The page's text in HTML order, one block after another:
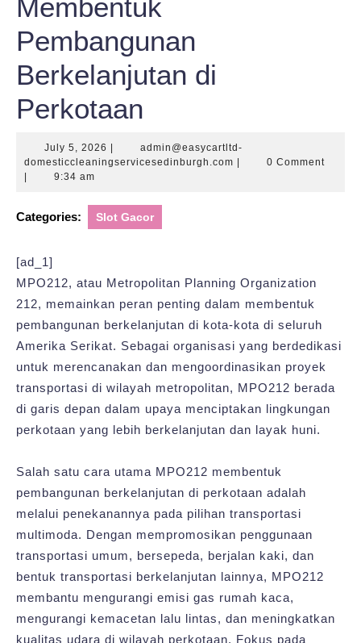
Membentuk
Pembangunan
Berkelanjutan di
Perkotaan
July 5, 2026 July
5,
admin@easycartltd-
domesticcleaningservicesedinburgh.com admin@easycartltd-
0 Comment
9:34 am
Categories: Slot Gacor
[ad_1]
MPO212, atau Metropolitan Planning Organization
212, memainkan peran penting dalam membentuk
pembangunan berkelanjutan di kota-kota di seluruh
Amerika Serikat. Sebagai organisasi yang berdedikasi
untuk merencanakan dan mengoordinasikan proyek
transportasi di wilayah metropolitan, MPO212 berada
di garis depan dalam upaya menciptakan lingkungan
perkotaan yang lebih berkelanjutan dan layak huni.
Salah satu cara utama MPO212 membentuk
pembangunan berkelanjutan di perkotaan adalah
melalui penekanannya pada pilihan transportasi
multimoda. Dengan mempromosikan penggunaan
transportasi umum, bersepeda, berjalan kaki, dan
bentuk transportasi berkelanjutan lainnya, MPO212
membantu mengurangi emisi gas rumah kaca,
mengurangi kemacetan lalu lintas, dan meningkatkan
kualitas udara di wilayah perkotaan. Fokus pada